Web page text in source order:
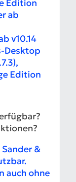
Edition
ab
v10.14
Desktop
Edition
&
auch ohne